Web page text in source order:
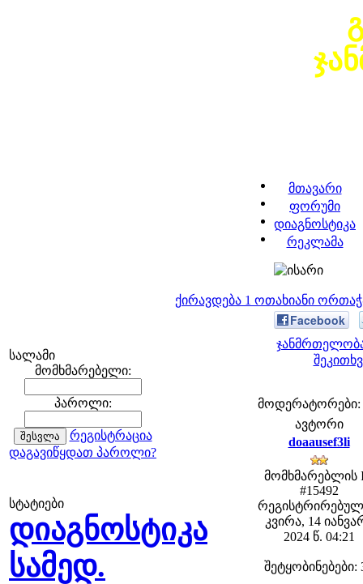
მთავარი
ფორუმი
დიაგნოსტიკა
რეკლამა
ქირავდება 1 ოთახიანი
სალამი
მომხმარებელი:
პაროლი:
რეგისტრაცია
დაგავიწყდათ პაროლი?
სტატიები
დიაგნოსტიკა
სამედ.
Facebook
მოდერატორები:
ავტორი
doaausef3li
მომხმარებლის
#15492
კვირა, 14
2024 წ. 04:21
შეტყობინებები: